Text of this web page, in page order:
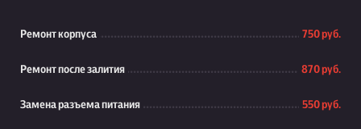
Ремонт корпуса 750 руб.
Ремонт после залития 870 руб.
Замена разъема питания 550 руб.